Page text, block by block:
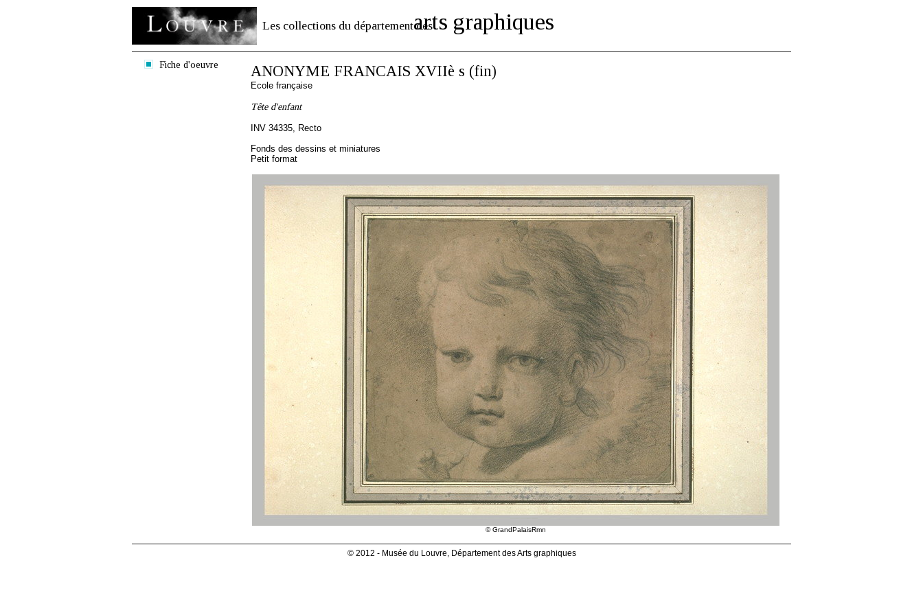
Les collections du département desarts graphiques
Fiche d'oeuvre ANONYME FRANCAIS XVIIè s (fin)
Ecole française
Tête d'enfant
INV 34335, Recto
Fonds des dessins et miniatures
Petit format
© GrandPalaisRmn
© 2012 - Musée du Louvre, Département des Arts graphiques